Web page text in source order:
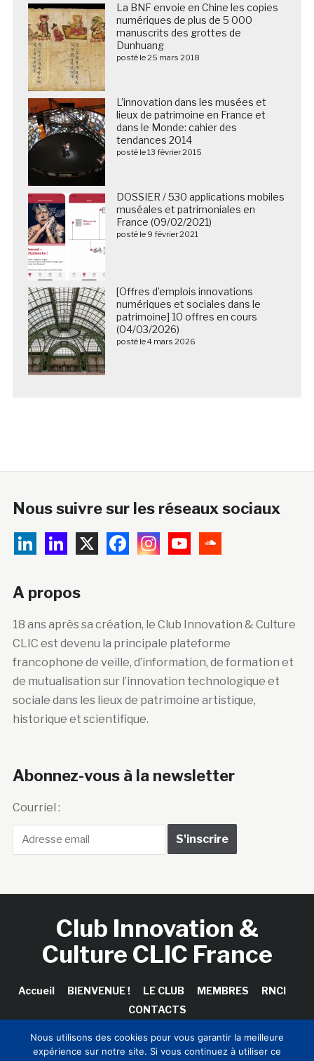
La BNF envoie en Chine les copies
numériques de plus de 5 000
manuscrits des grottes de
Dunhuang
posté le 25 mars 2018
L’innovation dans les musées et
lieux de patrimoine en France et
dans le Monde: cahier des
tendances 2014
posté le 13 février 2015
DOSSIER / 530 applications mobiles
muséales et patrimoniales en
France (09/02/2021)
posté le 9 février 2021
[Offres d’emplois innovations
numériques et sociales dans le
patrimoine] 10 offres en cours
(04/03/2026)
posté le 4 mars 2026
Nous suivre sur les réseaux sociaux
A propos
18 ans après sa création, le Club Innovation & Culture
CLIC est devenu la principale plateforme
francophone de veille, d’information, de formation et
de mutualisation sur l’innovation technologique et
sociale dans les lieux de patrimoine artistique,
historique et scientifique.
Abonnez-vous à la newsletter
Courriel :
Club Innovation &
Culture CLIC France
Accueil BIENVENUE ! LE CLUB MEMBRES
RNCI
CONTACTS
Nous utilisons des cookies pour vous garantir la meilleure
expérience sur notre site. Si vous continuez à utiliser ce